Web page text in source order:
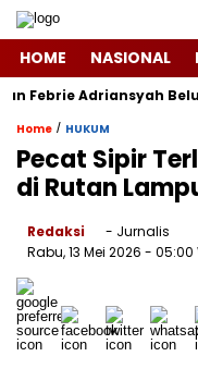
HOME NASIONAL
Adriansyah
Home / HUKUM
Pecat Sipir
di Rutan
Redaksi
- Jurnalis
Rabu, 13 Mei 2026 - 05:00